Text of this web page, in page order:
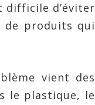
difficile d’éviter
de produits qui
vient des
le plastique, le